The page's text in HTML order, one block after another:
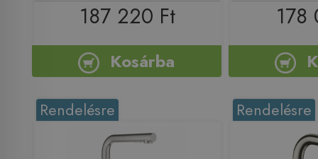
187 220 Ft
Kosárba
178
Rendelésre Rendelésre